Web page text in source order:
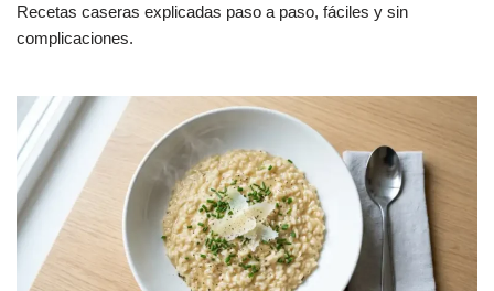
Recetas caseras explicadas paso a paso, fáciles y sin
complicaciones.